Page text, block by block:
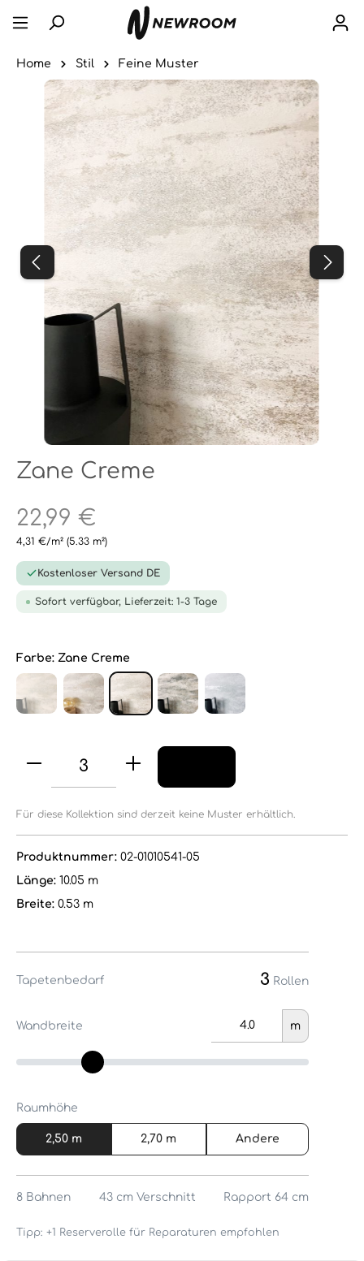
Home Stil Feine Muster
Zane Creme
22,99 €
4,31 €/m² (5.33 m²)
Kostenloser Versand DE
Sofort verfügbar, Lieferzeit: 1-3 Tage
Farbe: Zane Creme
Für diese Kollektion sind derzeit keine Muster erhältlich.
Produktnummer: 02-01010541-05
Länge: 10.05 m
Breite: 0.53 m
Tapetenbedarf 3 Rollen
Wandbreite m
Raumhöhe
2,50 m 2,70 m Andere
8 Bahnen 43 cm Verschnitt Rapport 64 cm
Tipp: +1 Reserverolle für Reparaturen empfohlen